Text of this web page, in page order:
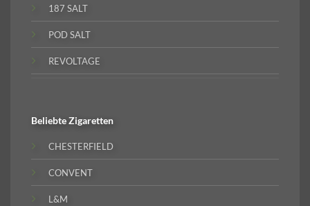
187 SALT
POD SALT
REVOLTAGE
BeliebteZigaretten
CHESTERFIELD
CONVENT
L&M